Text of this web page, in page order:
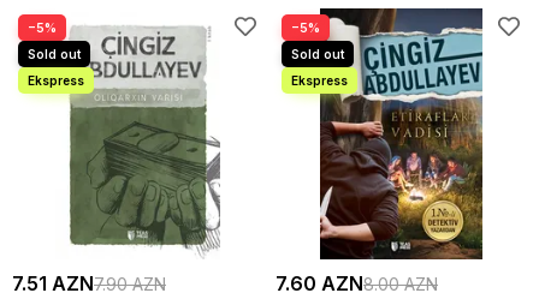
−5%
7.51 AZN7.90 AZN
−5%
7.60 AZN8.00 AZN